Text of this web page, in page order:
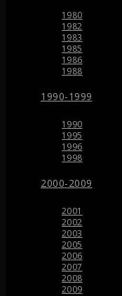
1980
1982
1983
1985
1986
1988
1990-1999
1990
1995
1996
1998
2000-2009
2001
2002
2003
2005
2006
2007
2008
2009